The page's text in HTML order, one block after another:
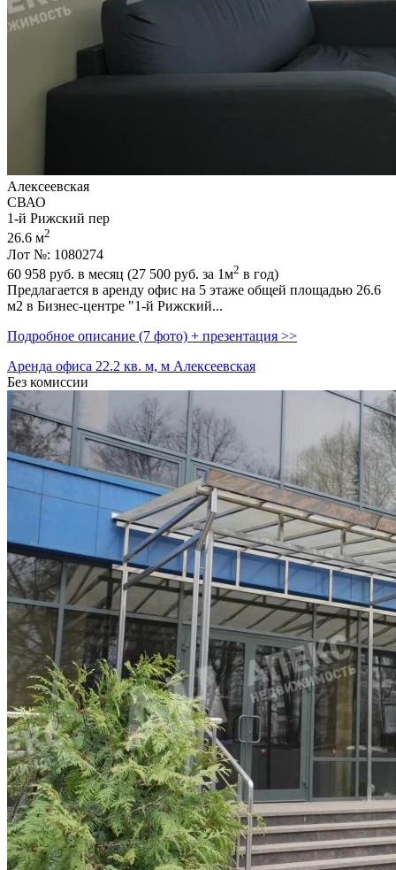
Алексеевская
СВАО
1-й Рижский пер
26.6 м2
Лот №: 1080274
60 958 руб. в месяц (27 500 руб. за 1м2 в год)
Предлагается в аренду офис на 5 этаже общей площадью 26.6
м2 в Бизнес-центре "1-й Рижский...
Подробное описание (7 фото) + презентация >>
Аренда офиса 22.2 кв. м, м Алексеевская
Без комиссии